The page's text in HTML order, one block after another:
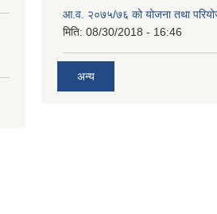
आ.व. २०७५/७६ को योजना तथा
मिति: 08/30/2018 - 16:46
अन्य